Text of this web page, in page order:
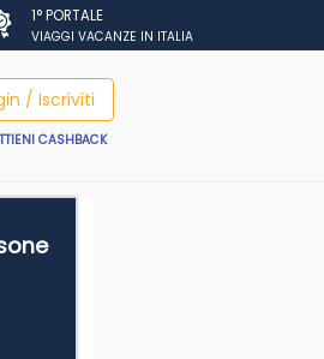
1° PORTALE
VIAGGI VACANZE IN ITALIA
/ Iscriviti
CASHBACK